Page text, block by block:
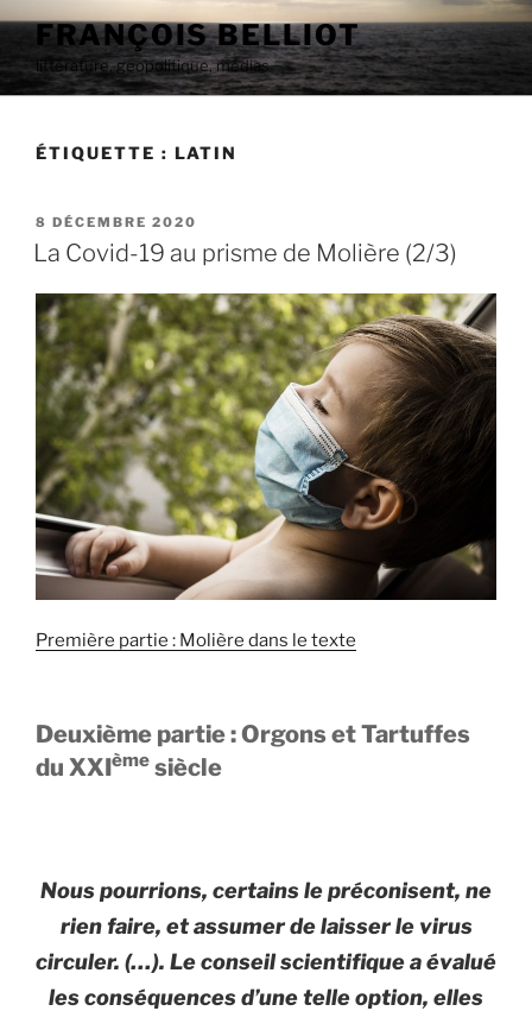
Aller
contenu
principal
FRANÇOIS BELLIOT
littérature, géopolitique, médias
ÉTIQUETTE : LATIN
PUBLIÉ
LE
8 DÉCEMBRE 2020
La Covid-19 au prisme de Molière (2/3)
Première partie : Molière dans le texte
Deuxième partie : Orgons et Tartuffes
du XXIème siècle
Nous pourrions, certains le préconisent, ne
rien faire, et assumer de laisser le virus
circuler. (…). Le conseil scientifique a évalué
les conséquences d’une telle option, elles